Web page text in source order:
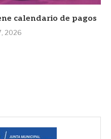
calendario de pagos
2026